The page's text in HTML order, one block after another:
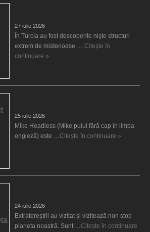
27 iulie 2026
În Turcia au fost descoperite nişte structuri
extrem de misterioase, …Citește în
continuare »
25 iulie 2026
Mike Headless (Mike puiul fără cap în limba
engleză) este …Citește în continuare »
24 iulie 2026
Extratereştrii au vizitat şi vizitează non stop
planeta noastră. Sunt …Citește în continuare